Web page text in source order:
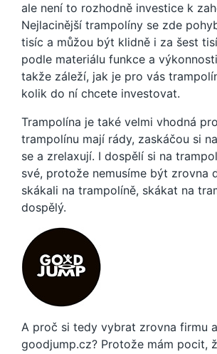
ale není to rozhodně investice k
Nejlacinější trampolíny se zde
tisíc a můžou být klidně i za šest
podle materiálu funkce a
takže záleží, jak je pro vás
kolik do ní chcete investovat.
Trampolína je také velmi vhodná
trampolínu mají rády, zaskáčou si
se a zrelaxují. I dospělí si na
své, protože nemusíme být zrovna
skákali na trampolíně, skákat na
dospělý.
A proč si tedy vybrat zrovna firmu
goodjump.cz? Protože mám pocit,